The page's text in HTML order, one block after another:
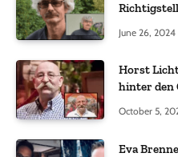
June 26, 2024
Horst
hinter den
October 5,
Eva